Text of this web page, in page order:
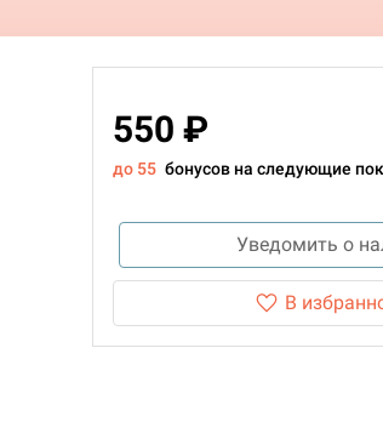
550 ₽
до 55 бонусов на следующие
Уведомить о
В